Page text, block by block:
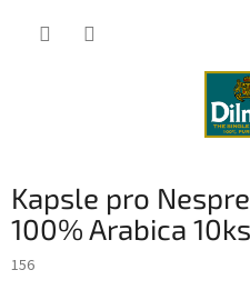
Kapsle pro
100% Arabica 10ks
156